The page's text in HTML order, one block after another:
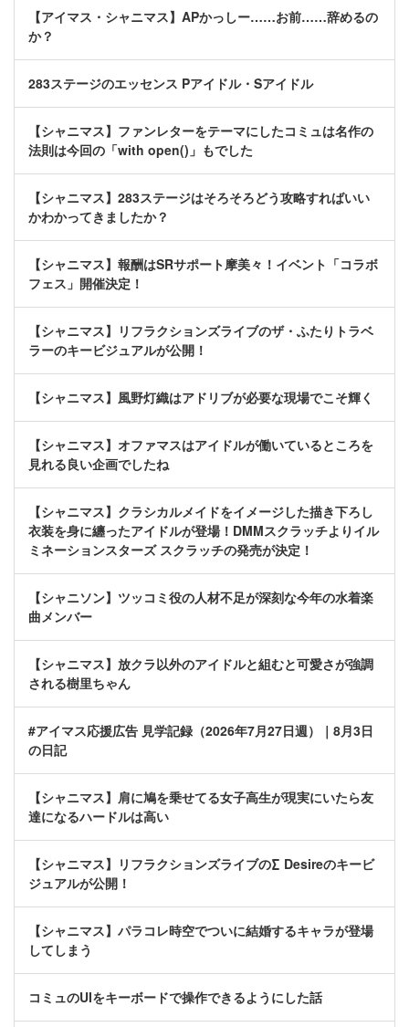
【アイマス・シャニマス】APかっしー……お前……辞めるの
か？
283ステージのエッセンス Pアイドル・Sアイドル
【シャニマス】ファンレターをテーマにしたコミュは名作の
法則は今回の「with open()」もでした
【シャニマス】283ステージはそろそろどう攻略すればいい
かわかってきましたか？
【シャニマス】報酬はSRサポート摩美々！イベント「コラボ
フェス」開催決定！
【シャニマス】リフラクションズライブのザ・ふたりトラベ
ラーのキービジュアルが公開！
【シャニマス】風野灯織はアドリブが必要な現場でこそ輝く
【シャニマス】オファマスはアイドルが働いているところを
見れる良い企画でしたね
【シャニマス】クラシカルメイドをイメージした描き下ろし
衣装を身に纏ったアイドルが登場！DMMスクラッチよりイル
ミネーションスターズ スクラッチの発売が決定！
【シャニソン】ツッコミ役の人材不足が深刻な今年の水着楽
曲メンバー
【シャニマス】放クラ以外のアイドルと組むと可愛さが強調
される樹里ちゃん
#アイマス応援広告 見学記録（2026年7月27日週）｜8月3日
の日記
【シャニマス】肩に鳩を乗せてる女子高生が現実にいたら友
達になるハードルは高い
【シャニマス】リフラクションズライブの∑ Desireのキービ
ジュアルが公開！
【シャニマス】パラコレ時空でついに結婚するキャラが登場
してしまう
コミュのUIをキーボードで操作できるようにした話